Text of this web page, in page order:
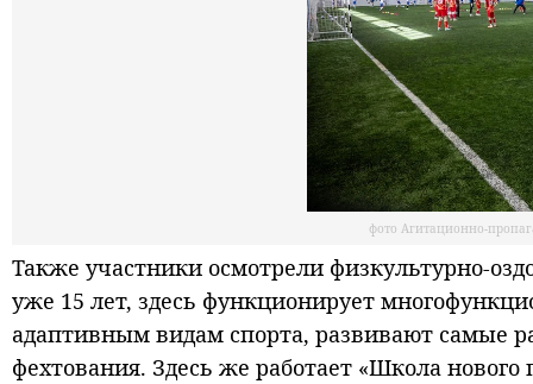
фото Агитационно-
Также участники осмотрели физкультурно-
уже 15 лет, здесь функционирует
адаптивным видам спорта, развивают самые
фехтования. Здесь же работает «Школа